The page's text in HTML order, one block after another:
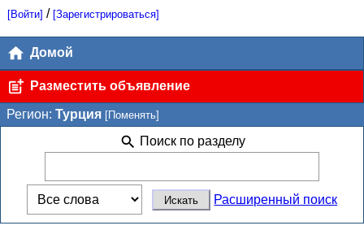
[Войти] / [Зарегистрироваться]
Домой
Разместить объявление
Регион: Турция [Поменять]
Поиск по разделу
Расширенный поиск